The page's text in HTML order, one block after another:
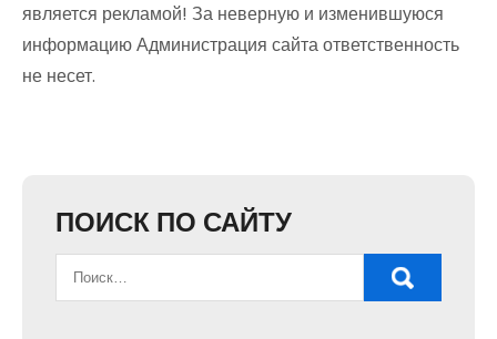
является рекламой! За неверную и изменившуюся
информацию Администрация сайта ответственность
не несет.
ПОИСК ПО САЙТУ